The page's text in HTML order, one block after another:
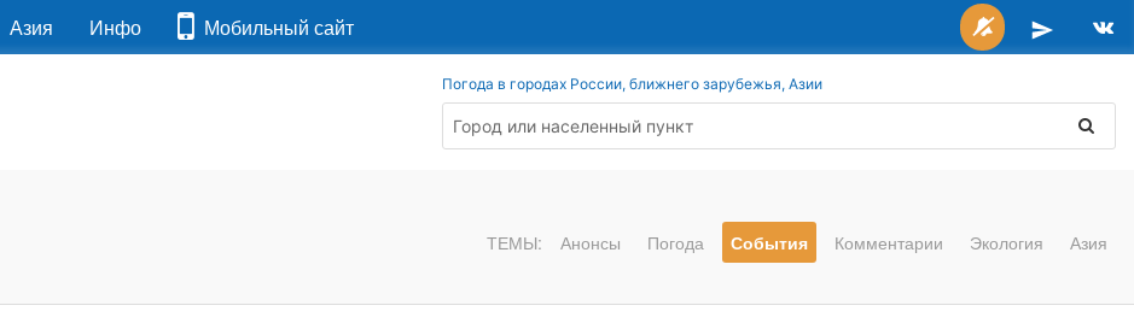
Азия Инфо Мобильный сайт
Погода в городах России, ближнего зарубежья, Азии
ТЕМЫ: Анонсы Погода События Комментарии Экология Азия